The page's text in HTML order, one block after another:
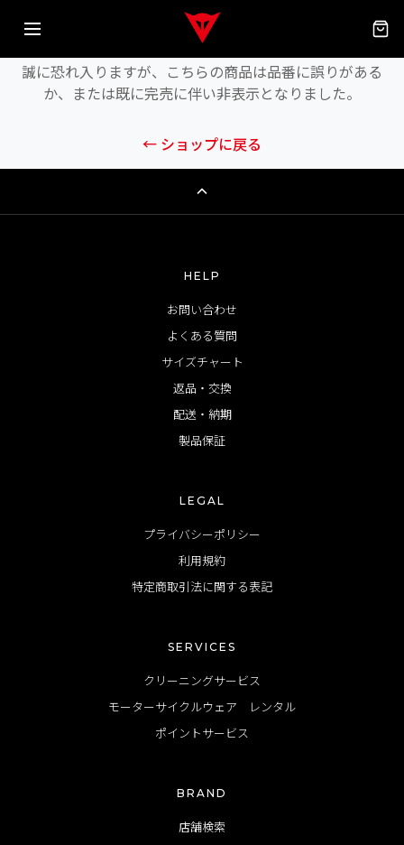
商品が見つかりません
誠に恐れ入りますが、こちらの商品は品番に誤りがある
か、または既に完売に伴い非表示となりました。
← ショップに戻る
HELP
お問い合わせ
よくある質問
サイズチャート
返品・交換
配送・納期
製品保証
LEGAL
プライバシーポリシー
利用規約
特定商取引法に関する表記
SERVICES
クリーニングサービス
モーターサイクルウェア レンタル
ポイントサービス
BRAND
店舗検索